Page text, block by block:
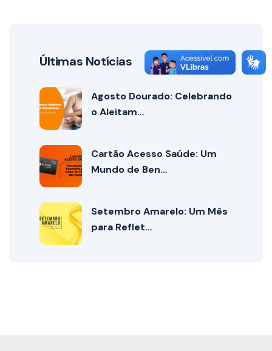
Últimas Notícias
Agosto Dourado: Celebrando
o Aleitam…
Cartão Acesso Saúde: Um
Mundo de Ben…
Setembro Amarelo: Um Mês
para Reflet…